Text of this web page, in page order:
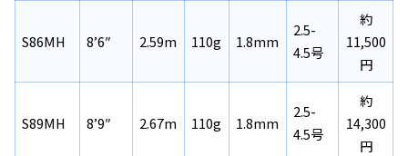
S86MH 8’6″ 2.59m 110g 1.8mm
2.5-
4.5号
約
11,500
円
S89MH 8’9″ 2.67m 110g 1.8mm
2.5-
4.5号
約
14,300
円